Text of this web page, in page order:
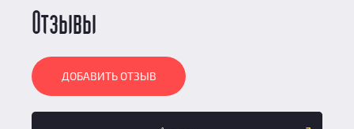
Отзывы
ДОБАВИТЬ ОТЗЫВ